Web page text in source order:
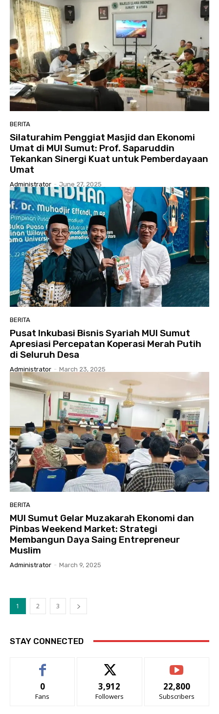
BERITA
Silaturahim Penggiat Masjid dan Ekonomi
Umat di MUI Sumut: Prof. Saparuddin
Tekankan Sinergi Kuat untuk Pemberdayaan
Umat
Administrator - June 27, 2025
BERITA
Pusat Inkubasi Bisnis Syariah MUI Sumut
Apresiasi Percepatan Koperasi Merah Putih
di Seluruh Desa
Administrator - March 23, 2025
BERITA
MUI Sumut Gelar Muzakarah Ekonomi dan
Pinbas Weekend Market: Strategi
Membangun Daya Saing Entrepreneur
Muslim
Administrator - March 9, 2025
1 2 3
STAY CONNECTED
0
Fans
3,912
Followers
22,800
Subscribers